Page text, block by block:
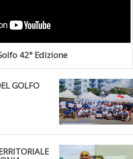
42° Edizione
GOLFO